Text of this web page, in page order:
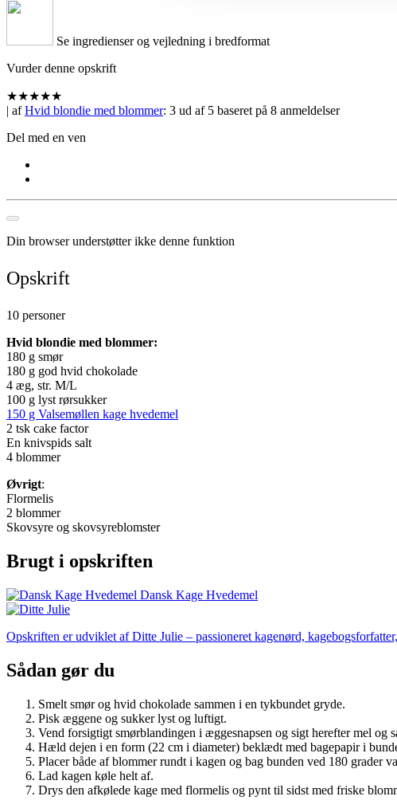
Se ingredienser og vejledning i bredformat
Vurder denne opskrift
★★★★★
| afHvid blondie med blommer: 3 ud af 5 baseret på 8 anmeldelser
Del med en ven
Din browser understøtter ikke denne funktion
Opskrift
10 personer
Hvid blondie med blommer:
180 g smør
180 g god hvid chokolade
4 æg, str. M/L
100 g lyst rørsukker
150 g Valsemøllen kage hvedemel
2 tsk cake factor
En knivspids salt
4 blommer
Øvrigt:
Flormelis
2 blommer
Skovsyre og skovsyreblomster
Brugt i opskriften
Dansk Kage Hvedemel
Opskriften er udviklet af Ditte Julie – passioneret kagenørd,
Sådan gør du
Smelt smør og hvid chokolade sammen i en tykbundet gryde.
Pisk æggene og sukker lyst og luftigt.
Vend forsigtigt smørblandingen i æggesnapsen og sigt herefter mel og
Hæld dejen i en form (22 cm i diameter) beklædt med bagepapir i
Placer både af blommer rundt i kagen og bag bunden ved 180 grader
Lad kagen køle helt af.
Drys den afkølede kage med flormelis og pynt til sidst med friske